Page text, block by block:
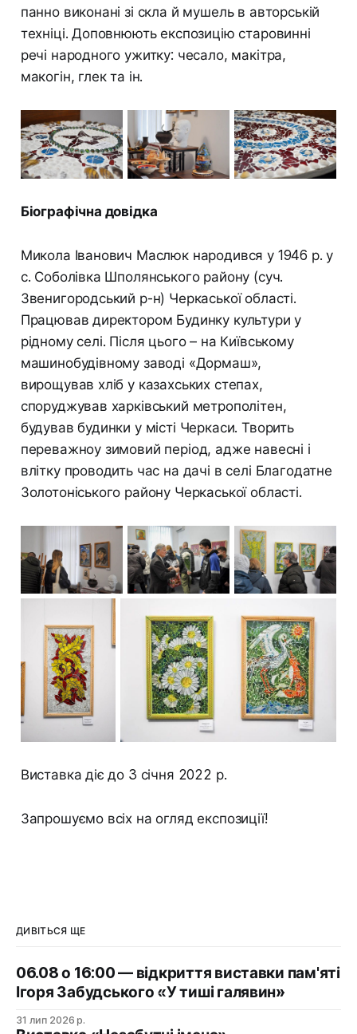
панно виконані зі скла й мушель в авторській
техніці. Доповнюють експозицію старовинні
речі народного ужитку: чесало, макітра,
макогін, глек та ін.
Біографічна довідка
Микола Іванович Маслюк народився у 1946 р. у
с. Соболівка Шполянського району (суч.
Звенигородський р-н) Черкаської області.
Працював директором Будинку культури у
рідному селі. Після цього – на Київському
машинобудівному заводі «Дормаш»,
вирощував хліб у казахських степах,
споруджував харківський метрополітен,
будував будинки у місті Черкаси. Творить
переважноу зимовий період, адже навесні і
влітку проводить час на дачі в селі Благодатне
Золотоніського району Черкаської області.
Виставка діє до 3 січня 2022 р.
Запрошуємо всіх на огляд експозиції!
ДИВІТЬСЯ ЩЕ
06.08 о 16:00 — відкриття виставки пам'яті
Ігоря Забудського «У тиші галявин»
31 лип 2026 р.